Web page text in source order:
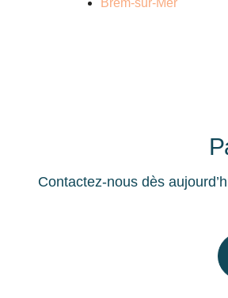
Brem-sur-Mer
Contactez-nous dès